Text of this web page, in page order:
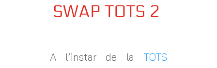
SWAP TOTS 2
A l’instar de la TOTS